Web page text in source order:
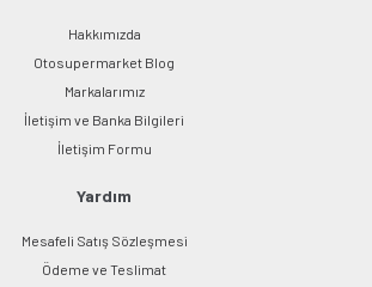
Gönder
Hakkımızda
Otosupermarket Blog
Markalarımız
İletişim ve Banka Bilgileri
İletişim Formu
Yardım
Mesafeli Satış Sözleşmesi
Ödeme ve Teslimat